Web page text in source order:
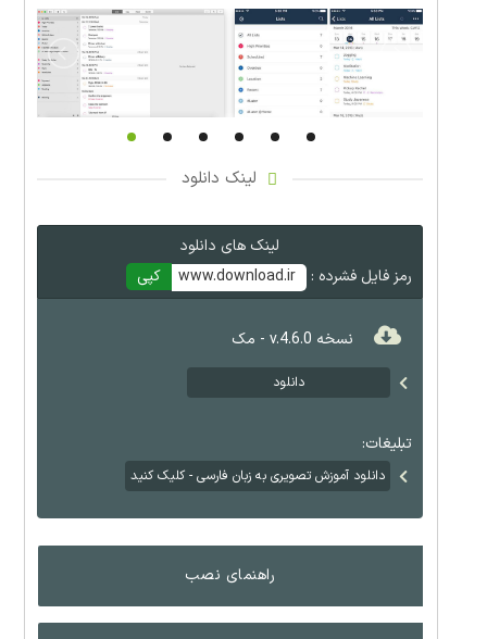
لینک دانلود
لینک های دانلود
رمز فایل فشرده :
www.download.ir کپی
نسخه v.4.6.0 - مک
دانلود
تبلیغات:
دانلود آموزش تصویری به زبان فارسی - کلیک کنید
راهنمای نصب